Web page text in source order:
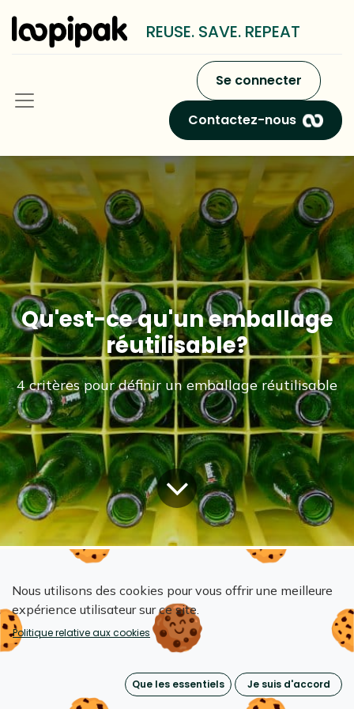
REUSE. SAVE. REPEAT
Se connecter
Contactez-nous
Qu'est-ce qu'un emballage
réutilisable?
4 critères pour définir un emballage réutilisable
Emballages réutilisables & écoconception
Qu'est-ce qu'un emballage réutilisable?
Nous utilisons des cookies pour vous offrir une meilleure
expérience utilisateur sur ce site.
Politique relative aux cookies
Que les essentiels Je suis d'accord